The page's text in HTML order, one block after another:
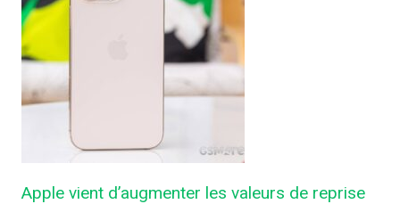
Apple vient d’augmenter les valeurs de reprise